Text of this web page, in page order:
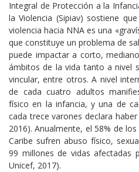
Integral de Protección a la
la Violencia (Sipiav) sostiene
violencia hacia NNA es una
que constituye un problema de
puede impactar a corto,
ámbitos de la vida tanto a nivel
vincular, entre otros. A nivel
de cada cuatro adultos
físico en la infancia, y una de
cada trece varones declara
2016). Anualmente, el 58% de
Caribe sufren abuso físico,
99 millones de vidas afectadas
Unicef, 2017).